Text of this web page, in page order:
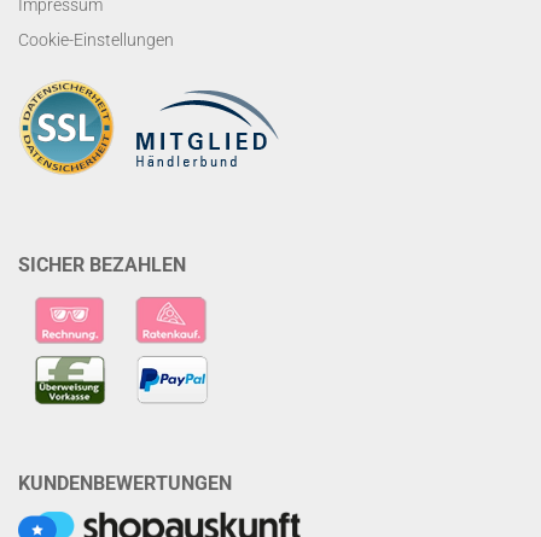
Impressum
Cookie-Einstellungen
SICHER BEZAHLEN
KUNDENBEWERTUNGEN